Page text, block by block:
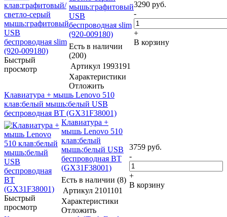
Быстрый
просмотр
мышь:графитовый
USB
беспроводная slim
(920-009180)
Есть в наличии
(200)
Артикул 1993191
Характеристики
Отложить
3290 руб.
-
+
В корзину
Клавиатура + мышь Lenovo 510
клав:белый мышь:белый USB
беспроводная BT (GX31F38001)
Быстрый
просмотр
Клавиатура +
мышь Lenovo 510
клав:белый
мышь:белый USB
беспроводная BT
(GX31F38001)
Есть в наличии (8)
Артикул 2101101
Характеристики
Отложить
3759 руб.
-
+
В корзину